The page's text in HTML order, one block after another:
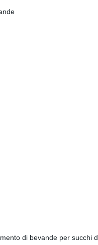
di bevande per succhi